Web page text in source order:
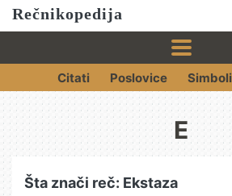
Rečnikopedija
Citati Poslovice Simboli
E
Šta znači reč: Ekstaza